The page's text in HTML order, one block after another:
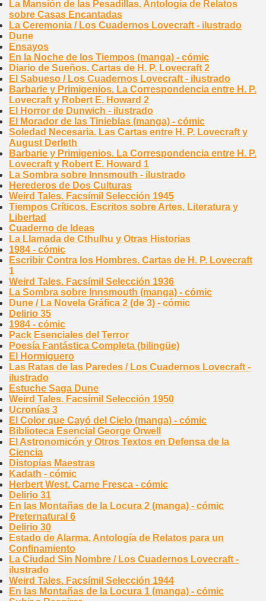
La Mansión de las Pesadillas. Antología de Relatos
sobre Casas Encantadas
La Ceremonia / Los Cuadernos Lovecraft - ilustrado
Dune
Ensayos
En la Noche de los Tiempos (manga) - cómic
Diario de Sueños. Cartas de H. P. Lovecraft 2
El Sabueso / Los Cuadernos Lovecraft - ilustrado
Barbarie y Primigenios. La Correspondencia entre H. P.
Lovecraft y Robert E. Howard 2
El Horror de Dunwich - ilustrado
El Morador de las Tinieblas (manga) - cómic
Soledad Necesaria. Las Cartas entre H. P. Lovecraft y
August Derleth
Barbarie y Primigenios. La Correspondencia entre H. P.
Lovecraft y Robert E. Howard 1
La Sombra sobre Innsmouth - ilustrado
Herederos de Dos Culturas
Weird Tales. Facsímil Selección 1945
Tiempos Críticos. Escritos sobre Artes, Literatura y
Libertad
Cuaderno de Ideas
La Llamada de Cthulhu y Otras Historias
1984 - cómic
Escribir Contra los Hombres. Cartas de H. P. Lovecraft
1
Weird Tales. Facsímil Selección 1936
La Sombra sobre Innsmouth (manga) - cómic
Dune / La Novela Gráfica 2 (de 3) - cómic
Delirio 35
1984 - cómic
Pack Esenciales del Terror
Poesía Fantástica Completa (bilingüe)
El Hormiguero
Las Ratas de las Paredes / Los Cuadernos Lovecraft -
ilustrado
Estuche Saga Dune
Weird Tales. Facsímil Selección 1950
Ucronías 3
El Color que Cayó del Cielo (manga) - cómic
Biblioteca Esencial George Orwell
El Astronomicón y Otros Textos en Defensa de la
Ciencia
Distopías Maestras
Kadath - cómic
Herbert West. Carne Fresca - cómic
Delirio 31
En las Montañas de la Locura 2 (manga) - cómic
Preternatural 6
Delirio 30
Estado de Alarma. Antología de Relatos para un
Confinamiento
La Ciudad Sin Nombre / Los Cuadernos Lovecraft -
ilustrado
Weird Tales. Facsímil Selección 1944
En las Montañas de la Locura 1 (manga) - cómic